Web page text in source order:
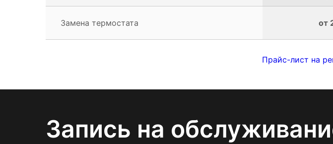
Замена термостата от
Прайс-лист на
Запись на